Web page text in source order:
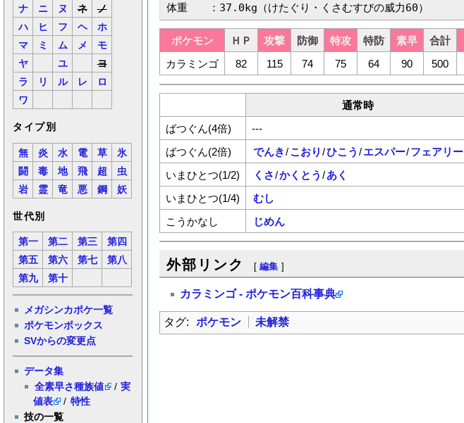
ナ
ニ ヌ ネ
ノ
ハ
ヒ フ ヘ
ホ
マ
ミ ム メ
モ
ヤ
ユ
ヨ
ラ
リ ル レ
ロ
ワ
タイプ別
無 炎 水 電 草
氷
闘
毒 地 飛 超
虫
岩
霊 竜 悪 鋼 妖
世代別
第一 第二 第三
第四
第五
第六 第七
第八
第九
第十
メガシンカポケ一覧
ポケモンボックス
SVからの変更点
データ集
全素早さ種族値
/ 実
値表
/ 特性
技の一覧
体重　　：37.0kg（けたぐり・くさむすびの威力60）
ポケモン ＨＰ 攻撃 防御 特攻 特防 素早 合計
カラミンゴ
82 115 74 75 64 90 500
通常時
ばつぐん(4倍)
---
ばつぐん(2倍)
でんき/こおり /ひこう /エスパー/フェアリー
いまひとつ(1/2)
くさ/かくとう /あく
いまひとつ(1/4)
むし
こうかなし
じめん
外部リンク [ 編集 ]
カラミンゴ - ポケモン百科事典
タグ: ポケモン 未解禁